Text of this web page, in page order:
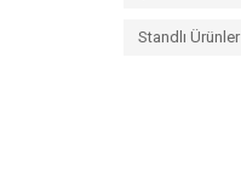
Standlı Ürünler